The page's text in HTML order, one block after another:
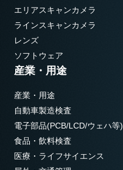
エリアスキャンカメラ
ラインスキャンカメラ
レンズ
ソフトウェア
産業・用途
産業・用途
自動車製造検査
電子部品(PCB/LCD/ウェハ等)
食品・飲料検査
医療・ライフサイエンス